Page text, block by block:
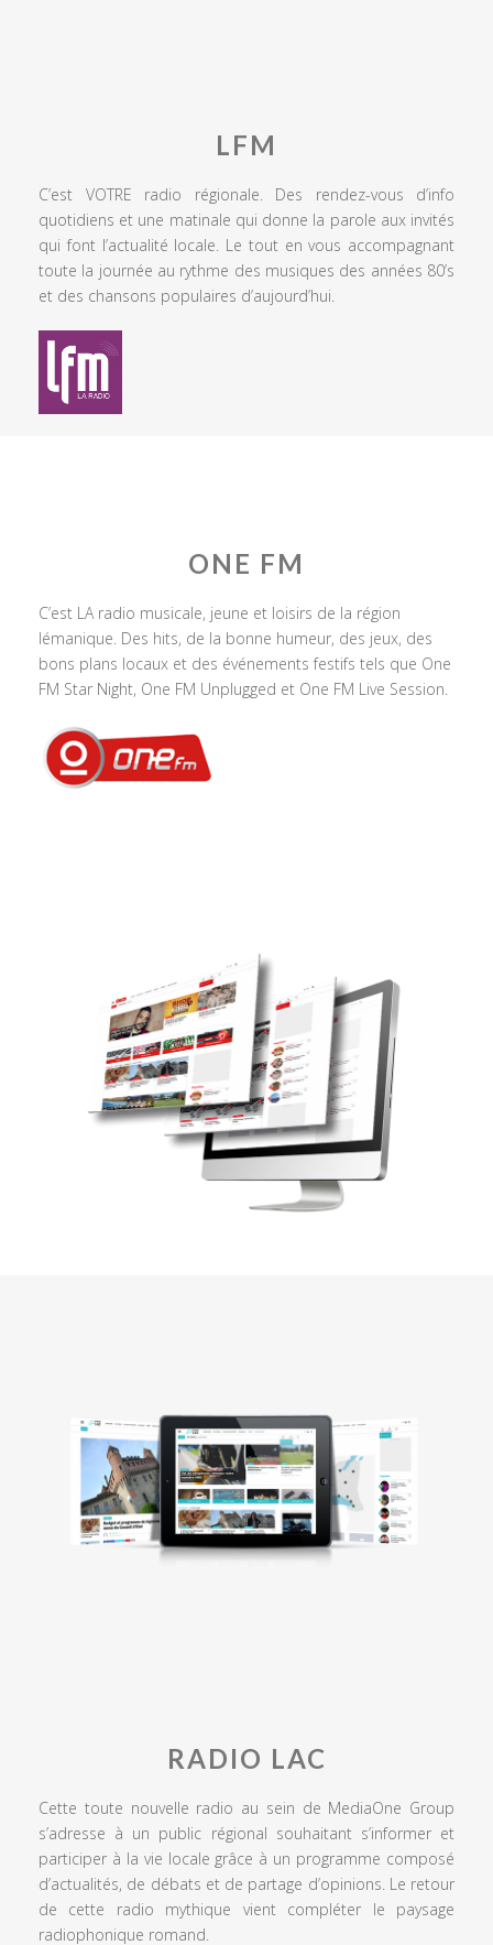
LFM
C’est VOTRE radio régionale. Des rendez-vous d’info
quotidiens et une matinale qui donne la parole aux invités
qui font l’actualité locale. Le tout en vous accompagnant
toute la journée au rythme des musiques des années 80’s
et des chansons populaires d’aujourd’hui.
ONE FM
C’est LA radio musicale, jeune et loisirs de la région
lémanique. Des hits, de la bonne humeur, des jeux, des
bons plans locaux et des événements festifs tels que One
FM Star Night, One FM Unplugged et One FM Live Session.
RADIO LAC
Cette toute nouvelle radio au sein de MediaOne Group
s’adresse à un public régional souhaitant s’informer et
participer à la vie locale grâce à un programme composé
d’actualités, de débats et de partage d’opinions. Le retour
de cette radio mythique vient compléter le paysage
radiophonique romand.